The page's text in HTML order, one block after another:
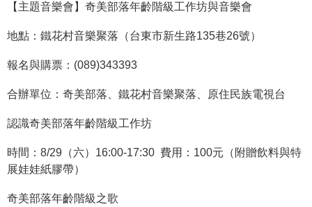
服
務
服
信
站
導
【主題音樂會】奇美部落年齡階級工作坊與音樂會
地點：鐵花村音樂聚落（台東市新生路135巷26號）
報名與購票：(089)343393
合辦單位：奇美部落、鐵花村音樂聚落、原住民族電視台
認識奇美部落年齡階級工作坊
時間：8/29（六）16:00-17:30 費用：100元（附贈飲料與特
展娃娃紙膠帶）
奇美部落年齡階級之歌